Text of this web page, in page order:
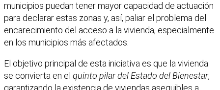
municipios puedan tener mayor capacidad de actuación
para declarar estas zonas y, así, paliar el problema del
encarecimiento del acceso a la vivienda, especialmente
en los municipios más afectados.
El objetivo principal de esta iniciativa es que la vivienda
se convierta en el quinto pilar del Estado del Bienestar,